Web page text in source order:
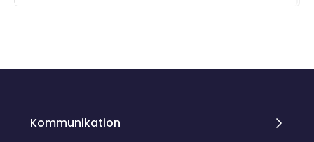
Kommunikation